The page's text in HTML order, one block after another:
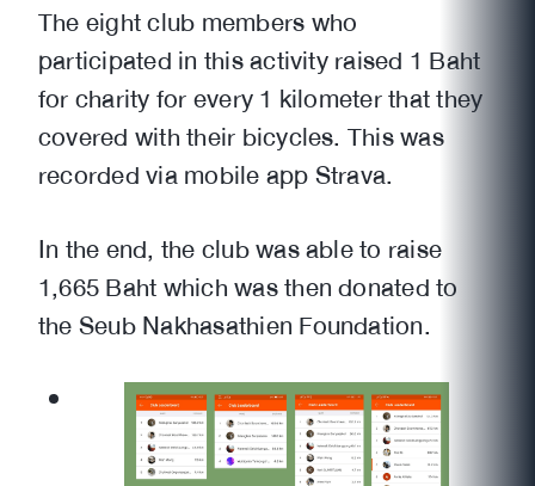
The eight club members who
participated in this activity raised 1 Baht
for charity for every 1 kilometer that they
covered with their bicycles. This was
recorded via mobile app Strava.
In the end, the club was able to raise
1,665 Baht which was then donated to
the Seub Nakhasathien Foundation.